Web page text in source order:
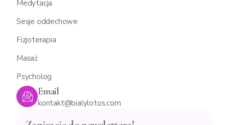
Medytacja
Sesje oddechowe
Fizjoterapia
Masaż
Psycholog
Email
kontakt@bialylotos.com